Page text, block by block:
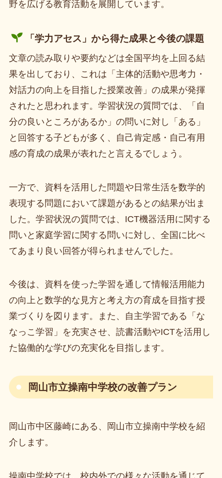
野を広げる教育活動を展開しています。
「学力アセス」から得た成果と今後の課題
文章の読み取りや要約などは全国平均を上回る結
果を出しており、これは「主体的活動や思考力・
対話力の向上を目指した授業改善」の成果が発揮
されたと思われます。学習状況の質問では、「自
分の良いところがあるか」の問いに対し「ある」
と回答する子どもが多く、自己肯定感・自己有用
感の育成の成果が表れたと言えるでしょう。
一方で、資料を活用した問題や日常生活を数学的
表現する問題において課題があるとの結果が出ま
した。学習状況の質問では、ICT機器活用に関する
問いと家庭学習に関する問いに対し、全国に比べ
てあまり良い回答が得られませんでした。
今後は、資料を使った学習を通して情報活用能力
の向上と数学的な見方と考え方の育成を目指す授
業づくりを図ります。また、自主学習である「な
なっこ学習」を充実させ、読書活動やICTを活用し
た協働的な学びの充実化を目指します。
岡山市立操南中学校の改善プラン
岡山市中区藤崎にある、岡山市立操南中学校を紹
介します。
操南中学校では、校内外での様々な活動を通じて